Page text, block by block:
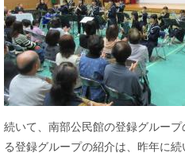
続いて、南部公民館の登録グルー
る登録グループの紹介は、昨年に